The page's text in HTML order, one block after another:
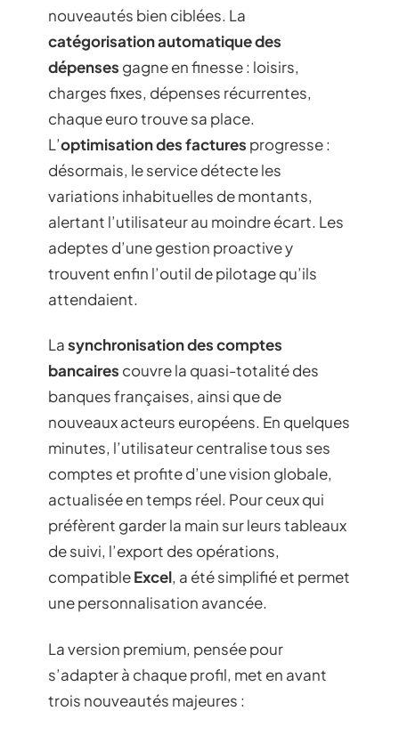
nouveautés bien ciblées. La
catégorisation automatique des
dépenses gagne en finesse : loisirs,
charges fixes, dépenses récurrentes,
chaque euro trouve sa place.
L’optimisation des factures progresse :
désormais, le service détecte les
variations inhabituelles de montants,
alertant l’utilisateur au moindre écart. Les
adeptes d’une gestion proactive y
trouvent enfin l’outil de pilotage qu’ils
attendaient.
Lasynchronisation des comptes
bancaires couvre la quasi-totalité des
banques françaises, ainsi que de
nouveaux acteurs européens. En quelques
minutes, l’utilisateur centralise tous ses
comptes et profite d’une vision globale,
actualisée en temps réel. Pour ceux qui
préfèrent garder la main sur leurs tableaux
de suivi, l’export des opérations,
compatibleExcel, a été simplifié et permet
une personnalisation avancée.
La version premium, pensée pour
s’adapter à chaque profil, met en avant
trois nouveautés majeures :